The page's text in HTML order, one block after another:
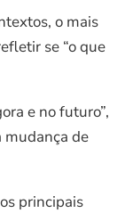
o mais
se “o que
e no futuro”,
mudança de
principais